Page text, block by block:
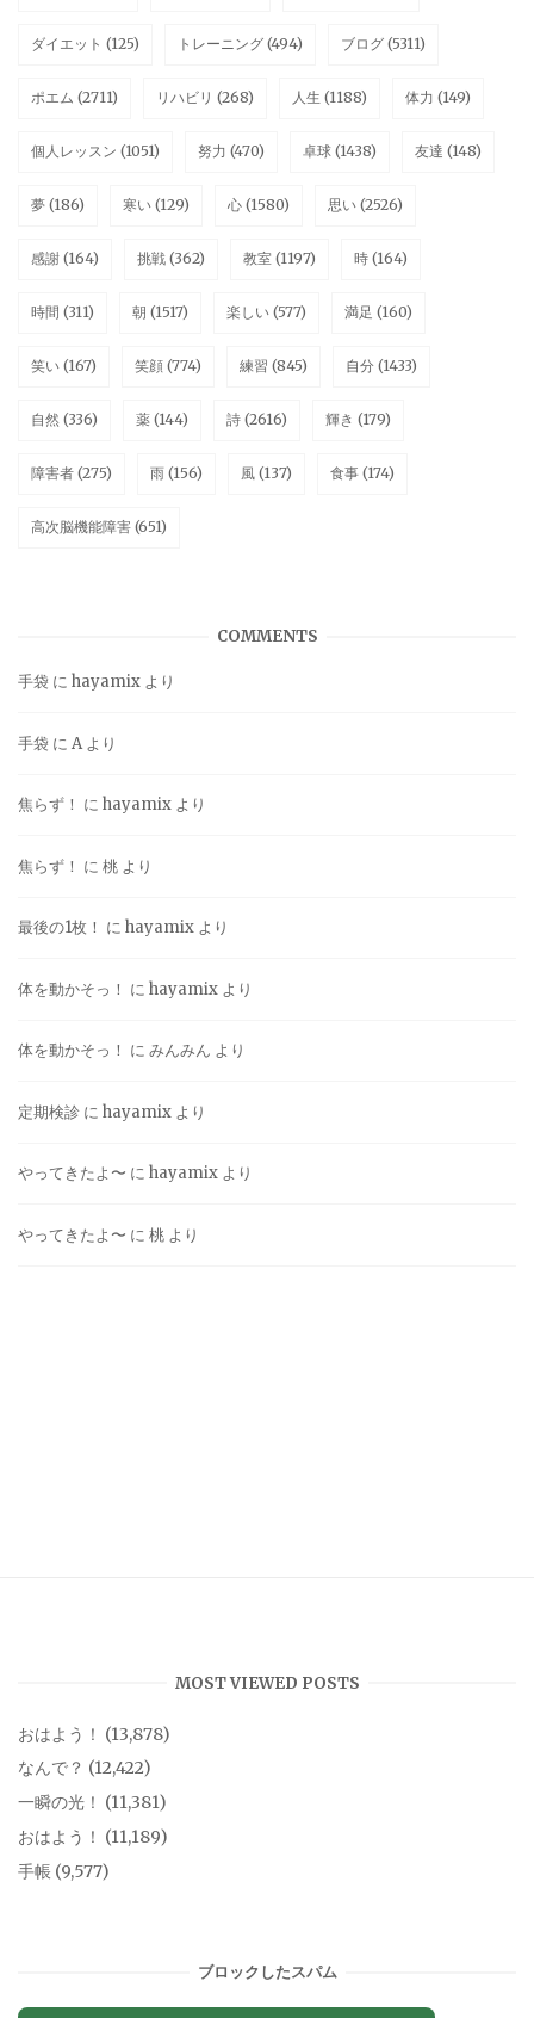
ダイエット (125) トレーニング (494) ブログ (5311)
ポエム (2711) リハビリ (268) 人生 (1188) 体力 (149)
個人レッスン (1051) 努力 (470) 卓球 (1438) 友達 (148)
夢 (186) 寒い (129) 心 (1580) 思い (2526)
感謝 (164) 挑戦 (362) 教室 (1197) 時 (164)
時間 (311) 朝 (1517) 楽しい (577) 満足 (160)
笑い (167) 笑顔 (774) 練習 (845) 自分 (1433)
自然 (336) 薬 (144) 詩 (2616) 輝き (179)
障害者 (275) 雨 (156) 風 (137) 食事 (174)
高次脳機能障害 (651)
COMMENTS
手袋 に hayamix より
手袋 に Aより
焦らず！ に hayamix より
焦らず！ に 桃 より
最後の1枚！ に hayamix より
体を動かそっ！ に hayamix より
体を動かそっ！ に みんみん より
定期検診 に hayamix より
やってきたよ〜 に hayamix より
やってきたよ〜 に 桃 より
MOST VIEWED POSTS
おはよう！ (13,878)
なんで？ (12,422)
一瞬の光！ (11,381)
おはよう！ (11,189)
手帳 (9,577)
ブロックしたスパム